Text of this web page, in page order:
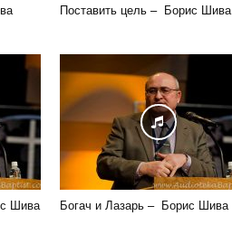
Поставить цель – Борис Шива
Шива Богач и Лазарь – Борис Шива